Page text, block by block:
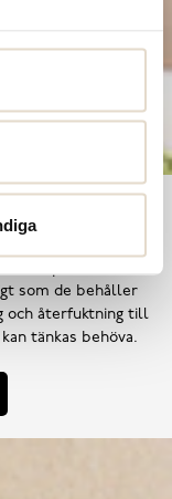
skor
som de behåller
och återfuktning till
tänkas behöva.